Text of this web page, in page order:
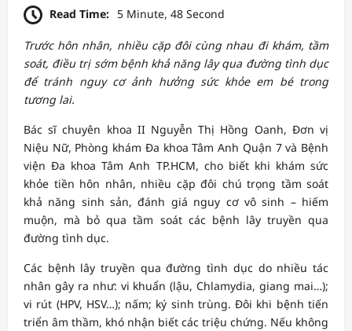
Read Time: 5 Minute, 48 Second
Trước hôn nhân, nhiều cặp đôi cùng nhau đi khám, tầm
soát, điều trị sớm bệnh khả năng lây qua đường tình dục
để tránh nguy cơ ảnh hưởng sức khỏe em bé trong
tương lai.
Bác sĩ chuyên khoa II Nguyễn Thị Hồng Oanh, Đơn vị
Niệu Nữ, Phòng khám Đa khoa Tâm Anh Quận 7 và Bệnh
viện Đa khoa Tâm Anh TP.HCM, cho biết khi khám sức
khỏe tiền hôn nhân, nhiều cặp đôi chú trọng tầm soát
khả năng sinh sản, đánh giá nguy cơ vô sinh – hiếm
muộn, mà bỏ qua tầm soát các bệnh lây truyền qua
đường tình dục.
Các bệnh lây truyền qua đường tình dục do nhiều tác
nhân gây ra như: vi khuẩn (lậu, Chlamydia, giang mai…);
vi rút (HPV, HSV…); nấm; ký sinh trùng. Đôi khi bệnh tiến
triển âm thầm, khó nhận biết các triệu chứng. Nếu không